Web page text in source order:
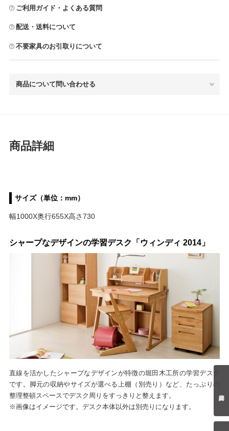
ご利用ガイド・よくある質問
配送・送料について
不要家具のお引取りについて
商品について問い合わせる
商品詳細
サイズ（単位：mm）
幅1000X奥行655X高さ730
シャープなデザインの学習デスク「ウィンディ 2014」
直線を活かしたシャープなデザインが特徴の堀田木工所の学習デスク
です。脚元の収納やサイズが選べる上棚（別売り）など、たっぷりの
整理整頓スペースでデスク周りをすっきりと整えます。
※画像はイメージです。デスク本体以外は別売りになります。